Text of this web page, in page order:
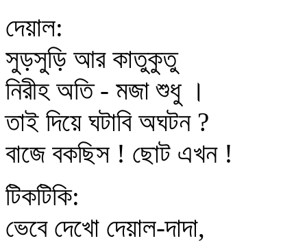
দেয়াল:
সুড়সুড়ি আর কাতুকুতু
নিরীহ অতি - মজা শুধু ।
তাই দিয়ে ঘটাবি অঘটন ?
বাজে বকছিস ! ছোট এখন !
টিকটিকি:
ভেবে দেখো দেয়াল-দাদা,